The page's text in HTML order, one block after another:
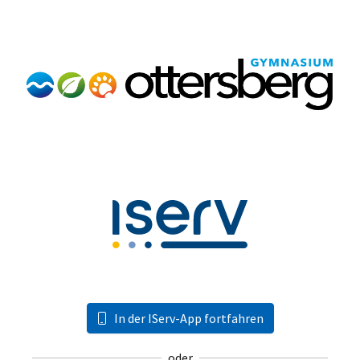
In der IServ-App fortfahren